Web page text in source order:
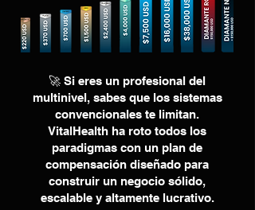
🚀 Si eres un profesional del
multinivel, sabes que los sistemas
convencionales te limitan.
VitalHealth ha roto todos los
paradigmas con un plan de
compensación diseñado para
construir un negocio sólido,
escalable y altamente lucrativo.